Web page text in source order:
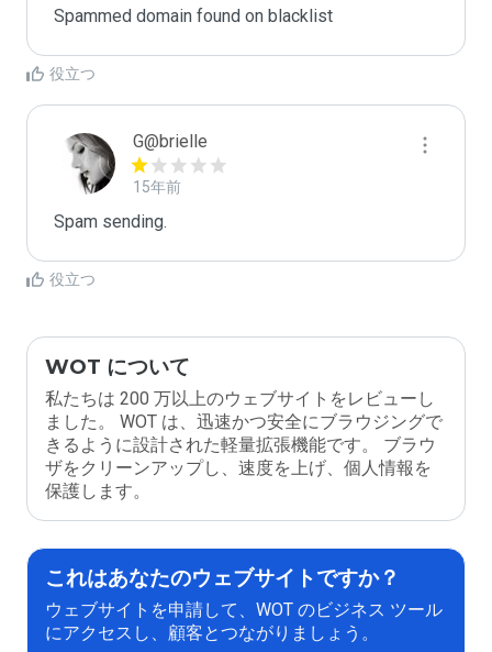
Spammed domain found on blacklist
役立つ
G@brielle
15年前
Spam sending.
役立つ
WOT について
私たちは 200 万以上のウェブサイトをレビューし
ました。 WOT は、迅速かつ安全にブラウジングで
きるように設計された軽量拡張機能です。 ブラウ
ザをクリーンアップし、速度を上げ、個人情報を
保護します。
これはあなたのウェブサイトですか？
ウェブサイトを申請して、WOT のビジネス ツール
にアクセスし、顧客とつながりましょう。